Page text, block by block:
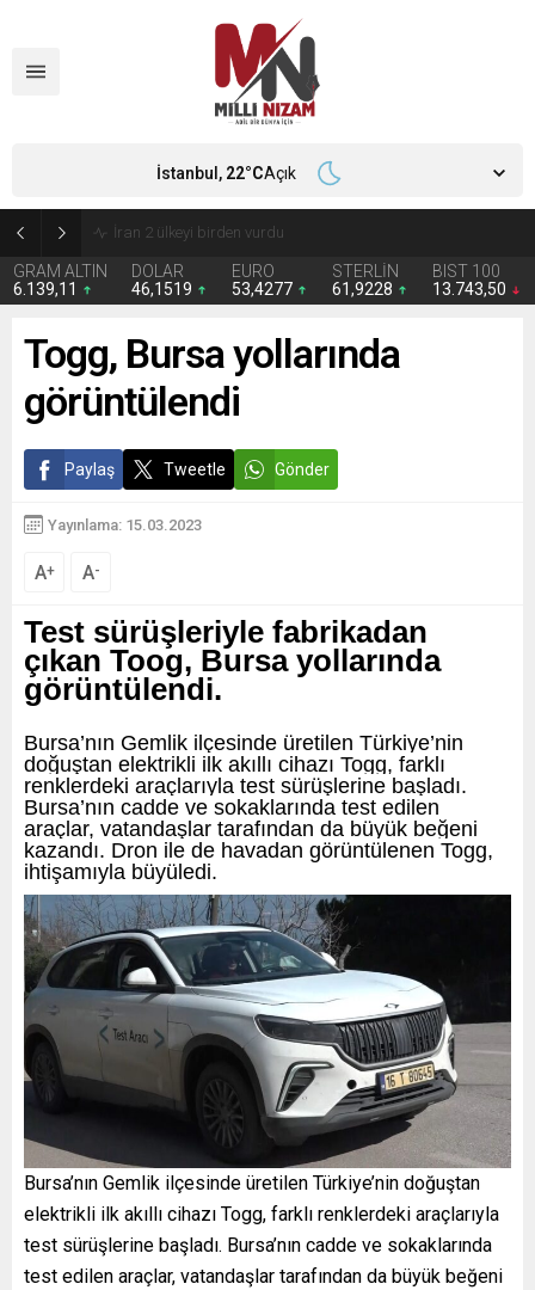
İran 2 ülkeyi birden vurdu
GRAM ALTIN
6.139,11
DOLAR
46,1519
EURO
53,4277
STERLİN
61,9228
BIST 100
13.743,50
İstanbul, 22°CAçık
Togg, Bursa yollarında
görüntülendi
Paylaş Tweetle Gönder
Yayınlama: 15.03.2023
A+ A-
Test sürüşleriyle fabrikadan
çıkan Toog, Bursa yollarında
görüntülendi.
Bursa’nın Gemlik ilçesinde üretilen Türkiye’nin
doğuştan elektrikli ilk akıllı cihazı Togg, farklı
renklerdeki araçlarıyla test sürüşlerine başladı.
Bursa’nın cadde ve sokaklarında test edilen
araçlar, vatandaşlar tarafından da büyük beğeni
kazandı. Dron ile de havadan görüntülenen Togg,
ihtişamıyla büyüledi.
Bursa’nın Gemlik ilçesinde üretilen Türkiye’nin doğuştan
elektrikli ilk akıllı cihazı Togg, farklı renklerdeki araçlarıyla
test sürüşlerine başladı. Bursa’nın cadde ve sokaklarında
test edilen araçlar, vatandaşlar tarafından da büyük beğeni